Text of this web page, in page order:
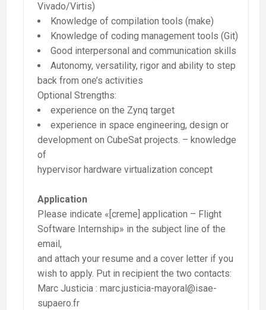
Vivado/Virtis)
Knowledge of compilation tools (make)
Knowledge of coding management tools (Git)
Good interpersonal and communication skills
Autonomy, versatility, rigor and ability to step
back from one’s activities
Optional Strengths:
experience on the Zynq target
experience in space engineering, design or
development on CubeSat projects. – knowledge
of
hypervisor hardware virtualization concept
Application
Please indicate «[creme] application – Flight
Software Internship» in the subject line of the
email,
and attach your resume and a cover letter if you
wish to apply. Put in recipient the two contacts:
Marc Justicia : marc.justicia-mayoral@isae-
supaero.fr